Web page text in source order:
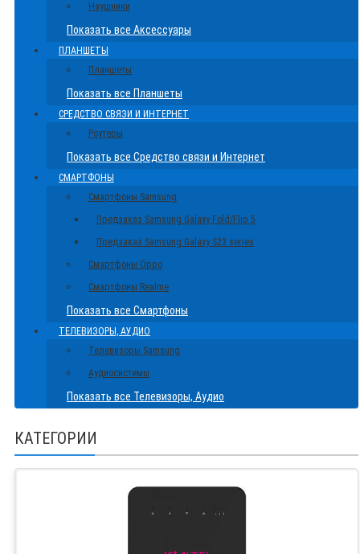
Наушники
Показать все Аксессуары
ПЛАНШЕТЫ
Планшеты
Показать все Планшеты
СРЕДСТВО СВЯЗИ И ИНТЕРНЕТ
Роутеры
Показать все Средство связи и Интернет
СМАРТФОНЫ
Смартфоны Samsung
Предзаказ Samsung Galaxy Fold/Flip 5
Предзаказ Samsung Galaxy S23 series
Смартфоны Oppo
Смартфоны Realme
Показать все Смартфоны
ТЕЛЕВИЗОРЫ, АУДИО
Телевизоры Samsung
Аудиосистемы
Показать все Телевизоры, Аудио
КАТЕГОРИИ